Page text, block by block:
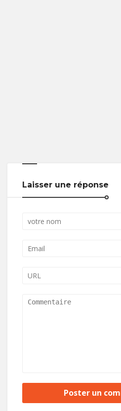
Laisser une réponse